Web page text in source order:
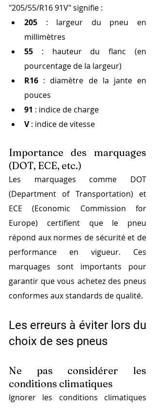
"205/55/R16 91V" signifie :
205 : largeur du pneu en
millimètres
55 : hauteur du flanc (en
pourcentage de la largeur)
R16 : diamètre de la jante en
pouces
91 : indice de charge
V : indice de vitesse
Importance des marquages
(DOT, ECE, etc.)
Les marquages comme DOT
(Department of Transportation) et
ECE (Economic Commission for
Europe) certifient que le pneu
répond aux normes de sécurité et de
performance en vigueur. Ces
marquages sont importants pour
garantir que vous achetez des pneus
conformes aux standards de qualité.
Les erreurs à éviter lors du
choix de ses pneus
Ne pas considérer les
conditions climatiques
Ignorer les conditions climatiques